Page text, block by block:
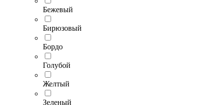
Бежевый
Бирюзовый
Бордо
Голубой
Желтый
Зеленый